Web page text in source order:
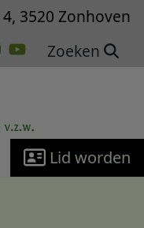
3520 Zonhoven
Zoeken
Lid worden